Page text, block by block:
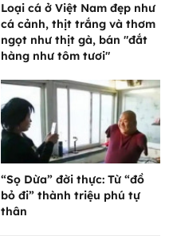
Loại cá ở Việt Nam đẹp như
cá cảnh, thịt trắng và thơm
ngọt như thịt gà, bán "đắt
hàng như tôm tươi"
“Sọ Dừa” đời thực: Từ “đồ
bỏ đi” thành triệu phú tự
thân